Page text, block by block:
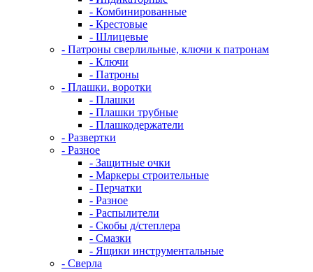
- Комбинированные
- Крестовые
- Шлицевые
- Патроны сверлильные, ключи к патронам
- Ключи
- Патроны
- Плашки. воротки
- Плашки
- Плашки трубные
- Плашкодержатели
- Развертки
- Разное
- Защитные очки
- Маркеры строительные
- Перчатки
- Разное
- Распылители
- Скобы д/степлера
- Смазки
- Ящики инструментальные
- Сверла